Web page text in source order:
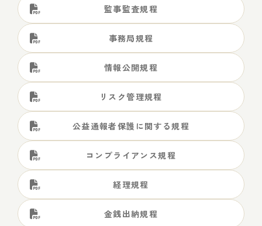
監事監査規程
事務局規程
情報公開規程
リスク管理規程
公益通報者保護に関する規程
コンプライアンス規程
経理規程
金銭出納規程